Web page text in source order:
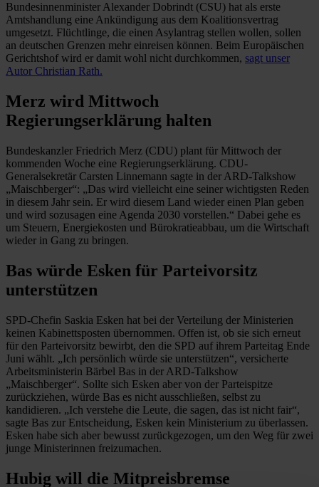
Bundesinnenminister Alexander Dobrindt (CSU) hat als erste
Amtshandlung eine Ankündigung aus dem Koalitionsvertrag
umgesetzt. Flüchtlinge, die einen Asylantrag stellen wollen, sollen
an deutschen Grenzen mehr einreisen können. Beim Europäischen
Gerichtshof wird er damit wohl nicht durchkommen, sagt unser
Autor Christian Rath.
Merz wird Mittwoch
Regierungserklärung halten
Bundeskanzler Friedrich Merz (CDU) plant für Mittwoch der
kommenden Woche eine Regierungserklärung. CDU-
Generalsekretär Carsten Linnemann sagte in der ARD-Talkshow
„Maischberger“: „Das wird vielleicht eine seiner wichtigsten Reden
in diesem Jahr sein. Er wird diesem Land wieder einen Plan geben
und wird sozusagen eine Agenda 2030 vorstellen.“ Dabei gehe es
um Steuern, Energiekosten und Bürokratieabbau, um die Wirtschaft
wieder in Gang zu bringen.
Bas würde Esken für Parteivorsitz
unterstützen
SPD-Chefin Saskia Esken hat bei der Verteilung der Ministerien
keinen Kabinettsposten übernommen. Offen ist, ob sie sich erneut
für den Parteivorsitz bewirbt, den die SPD auf ihrem Parteitag Ende
Juni wählt. „Ich persönlich würde sie unterstützen“, versicherte
Arbeitsministerin Bärbel Bas in der ARD-Talkshow
„Maischberger“. Sollte sich Esken aber von der Parteispitze
zurückziehen, würde Bas es nicht ausschließen, selbst zu
kandidieren. „Ich verstehe die Leute, die sagen, das ist nicht fair“,
sagte Bas zur Entscheidung, Esken kein Ministerium zu überlassen.
Esken habe sich aber bewusst zurückgezogen, um den Weg für zwei
junge Ministerinnen freizumachen.
Hubig will die Mitpreisbremse